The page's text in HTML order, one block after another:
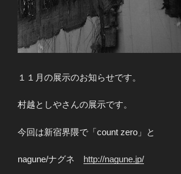
１１月の展示のお知らせです。
村越としやさんの展示です。
今回は新宿界隈で「count zero」と
nagune/ナグネ http://nagune.jp/